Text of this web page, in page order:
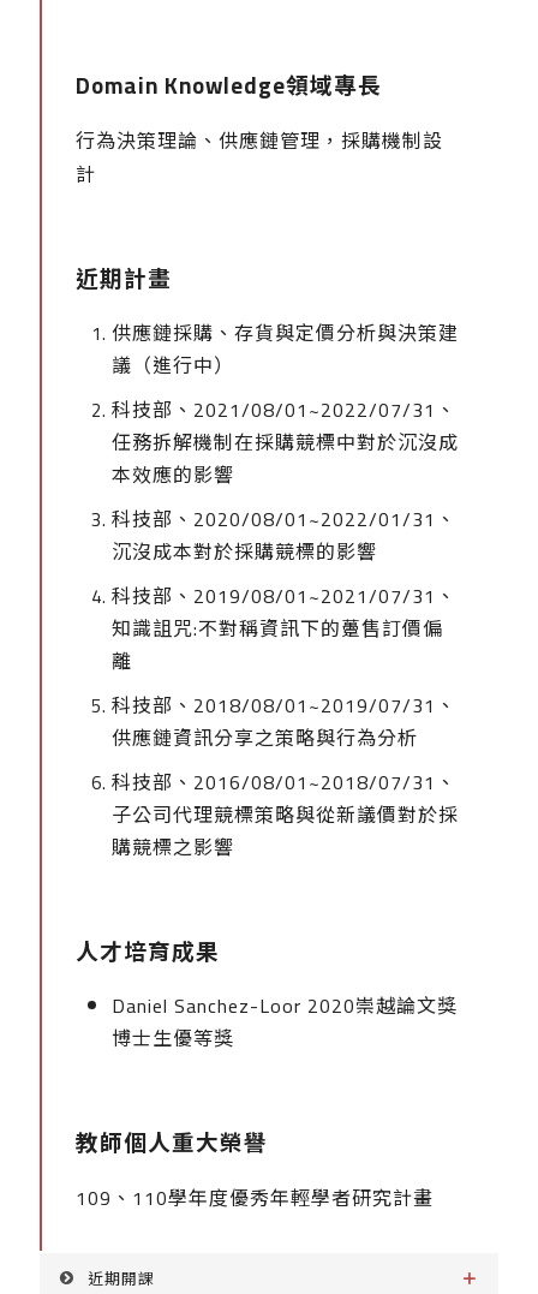
Domain Knowledge領域專長
行為決策理論、供應鏈管理，採購機制設
計
近期計畫
供應鏈採購、存貨與定價分析與決策建
議（進行中）
科技部、2021/08/01~2022/07/31、
任務拆解機制在採購競標中對於沉沒成
本效應的影響
科技部、2020/08/01~2022/01/31、
沉沒成本對於採購競標的影響
科技部、2019/08/01~2021/07/31、
知識詛咒:不對稱資訊下的躉售訂價偏
離
科技部、2018/08/01~2019/07/31、
供應鏈資訊分享之策略與行為分析
科技部、2016/08/01~2018/07/31、
子公司代理競標策略與從新議價對於採
購競標之影響
人才培育成果
Daniel Sanchez-Loor 2020崇越論文獎
博士生優等獎
教師個人重大榮譽
109、110學年度優秀年輕學者研究計畫
近期開課